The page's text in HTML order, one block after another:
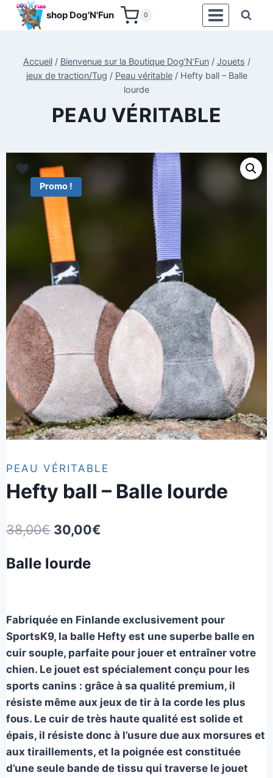
Aller
shop Dog'N'Fun 0
Accueil / Bienvenue sur la Boutique Dog’N’Fun / Jouets /
jeux de traction/Tug / Peau véritable / Hefty ball – Balle
lourde
PEAU VÉRITABLE
Promo !
PEAU VÉRITABLE
Hefty ball – Balle lourde
38,00€ Le
initial
38,00€.
30,00€
30,00€.
Balle lourde
Fabriquée en Finlande exclusivement pour
SportsK9, la balle Hefty est une superbe balle en
cuir souple, parfaite pour jouer et entraîner votre
chien. Le jouet est spécialement conçu pour les
sports canins : grâce à sa qualité premium, il
résiste même aux jeux de tir à la corde les plus
fous. Le cuir de très haute qualité est solide et
épais, il résiste donc à l’usure due aux morsures et
aux tiraillements, et la poignée est constituée
d’une seule bande de tissu qui traverse le jouet